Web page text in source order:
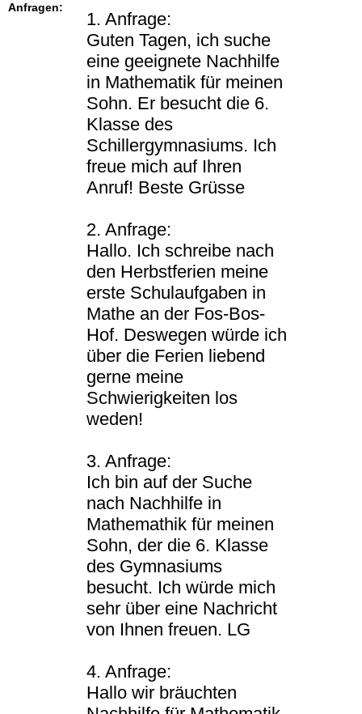
Anfragen:
1. Anfrage:
Guten Tagen, ich suche
eine geeignete Nachhilfe
in Mathematik für meinen
Sohn. Er besucht die 6.
Klasse des
Schillergymnasiums. Ich
freue mich auf Ihren
Anruf! Beste Grüsse
2. Anfrage:
Hallo. Ich schreibe nach
den Herbstferien meine
erste Schulaufgaben in
Mathe an der Fos-Bos-
Hof. Deswegen würde ich
über die Ferien liebend
gerne meine
Schwierigkeiten los
weden!
3. Anfrage:
Ich bin auf der Suche
nach Nachhilfe in
Mathemathik für meinen
Sohn, der die 6. Klasse
des Gymnasiums
besucht. Ich würde mich
sehr über eine Nachricht
von Ihnen freuen. LG
4. Anfrage:
Hallo wir bräuchten